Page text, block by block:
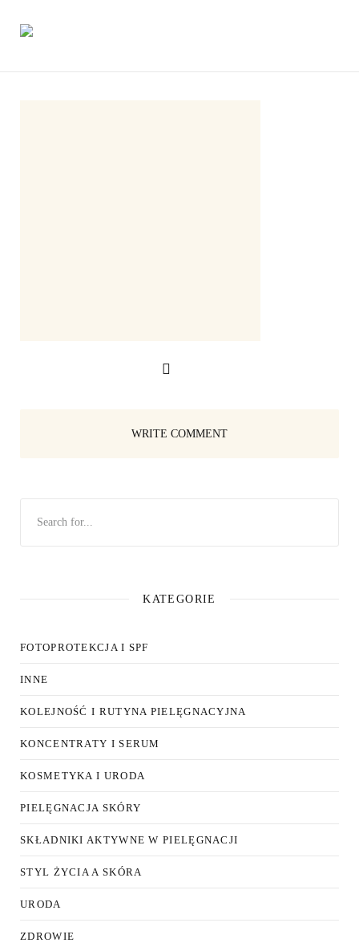
WRITE COMMENT
KATEGORIE
FOTOPROTEKCJA I SPF
INNE
KOLEJNOŚĆ I RUTYNA PIELĘGNACYJNA
KONCENTRATY I SERUM
KOSMETYKA I URODA
PIELĘGNACJA SKÓRY
SKŁADNIKI AKTYWNE W PIELĘGNACJI
STYL ŻYCIA A SKÓRA
URODA
ZDROWIE